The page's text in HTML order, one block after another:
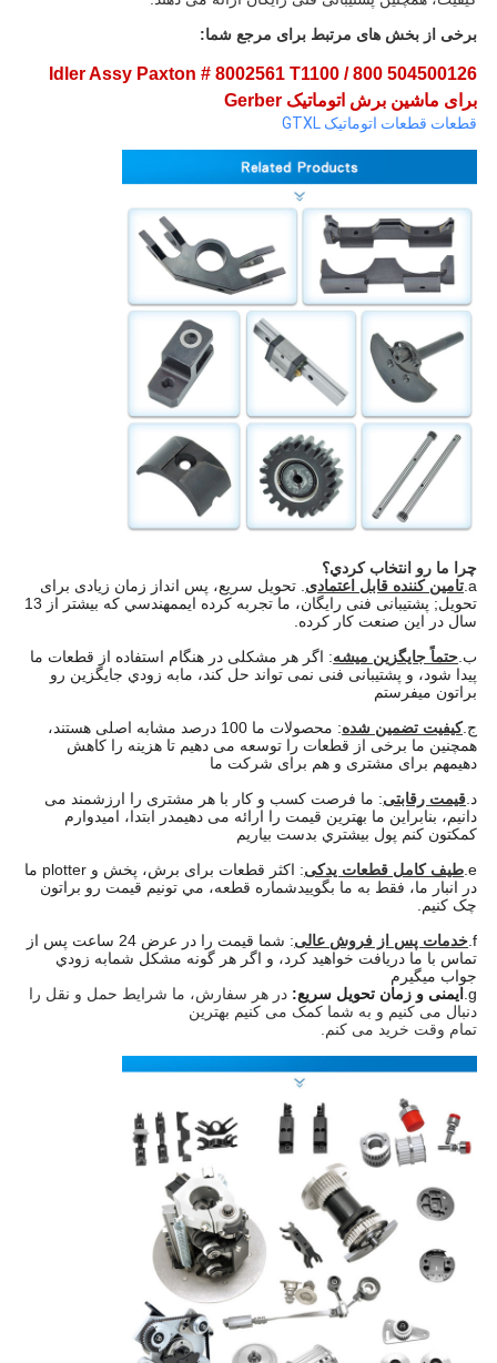
برخی از بخش های مرتبط برای مرجع شما:
504500126 Idler Assy Paxton # 8002561 T1100 / 800
برای ماشین برش اتوماتیک Gerber
قطعات قطعات اتوماتیک GTXL
چرا ما رو انتخاب کردي؟
a. تامین کننده قابل اعتمادی . تحویل سریع، پس انداز زمان زیادی برای
تحویل; پشتیبانی فنی رایگان، ما تجربه کرده ایم
مهندسي که بيشتر از 13
سال در اين صنعت کار کرده.
ب. حتماً جايگزين ميشه: اگر هر مشکلی در هنگام استفاده از قطعات ما
پیدا شود، و پشتیبانی فنی نمی تواند حل کند، مابه زودي جايگزين رو
براتون ميفرستم
ج.کیفیت تضمین شده
: محصولات ما 100 درصد مشابه اصلی هستند،
همچنین ما برخی از قطعات را توسعه می دهیم تا هزینه را کاهش
دهیمهم برای مشتری و هم برای شرکت ما
د. قیمت رقابتی: ما فرصت کسب و کار با هر مشتری را ارزشمند می
دانیم، بنابراین ما بهترین قیمت را ارائه می دهیمدر ابتدا، اميدوارم
کمکتون کنم پول بيشتري بدست بياريم
e. طیف کامل قطعات یدکی
: اکثر قطعات برای برش، پخش و plotter ما
در انبار ما، فقط به ما بگوییدشماره قطعه، مي تونيم قيمت رو براتون
چک کنيم.
f. خدمات پس از فروش عالی
: شما قیمت را در عرض 24 ساعت پس از
تماس با ما دریافت خواهید کرد، و اگر هر گونه مشکل شمابه زودي
جواب ميگيرم
g. ایمنی و زمان تحویل سریع: در هر سفارش، ما شرایط حمل و نقل را
دنبال می کنیم و به شما کمک می کنیم بهترین
تمام وقت خرید می کنم.